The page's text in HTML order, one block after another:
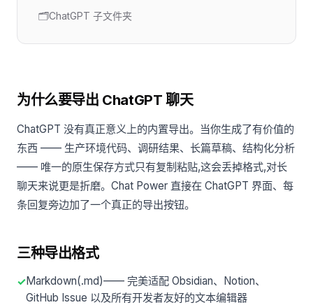
为什么要导出 ChatGPT 聊天
ChatGPT 没有真正意义上的内置导出。当你生成了有价值的
东西 —— 生产环境代码、调研结果、长篇草稿、结构化分析
—— 唯一的原生保存方式只有复制粘贴,这会丢掉格式,对长
聊天来说更是折磨。Chat Power 直接在 ChatGPT 界面、每
条回复旁边加了一个真正的导出按钮。
三种导出格式
Markdown(.md)—— 完美适配 Obsidian、Notion、
GitHub Issue 以及所有开发者友好的文本编辑器
🗂️ChatGPT 子文件夹